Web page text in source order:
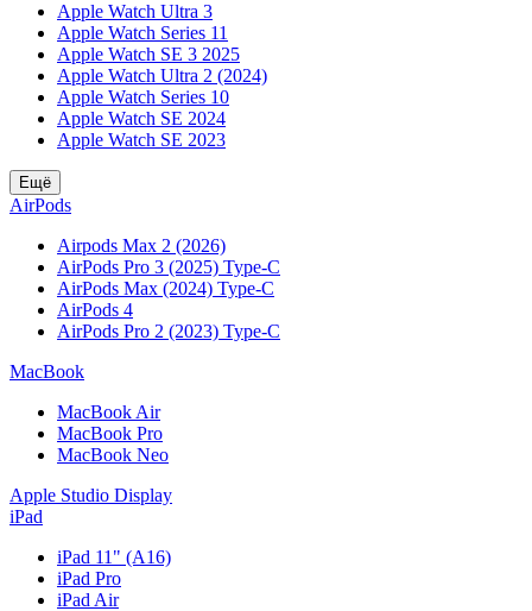
Apple Watch Ultra 3
Apple Watch Series 11
Apple Watch SE 3 2025
Apple Watch Ultra 2 (2024)
Apple Watch Series 10
Apple Watch SE 2024
Apple Watch SE 2023
Ещё
AirPods
Airpods Max 2 (2026)
AirPods Pro 3 (2025) Type-C
AirPods Max (2024) Type-C
AirPods 4
AirPods Pro 2 (2023) Type-C
MacBook
MacBook Air
MacBook Pro
MacBook Neo
Apple Studio Display
iPad
iPad 11" (A16)
iPad Pro
iPad Air